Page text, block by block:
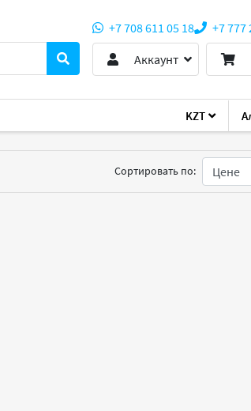
KZT
+7 708 611 05 18
+7 777
Аккаунт
Сортировать по: